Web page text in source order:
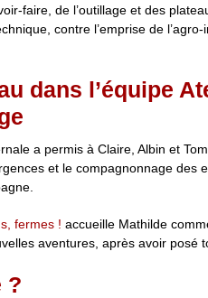
faire, de l’outillage et des
contre l’emprise de
dans l’équipe
a permis à Claire, Albin et
et le compagnonnage des
fermes ! accueille Mathilde
aventures, après avoir posé
?